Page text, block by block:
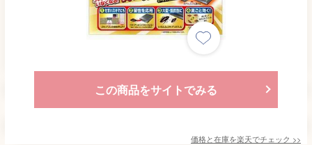
この商品をサイトでみる
価格と在庫を楽天でチェック >>